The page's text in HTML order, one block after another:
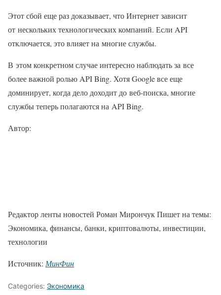
Этот сбой еще раз доказывает, что Интернет зависит
от нескольких технологических компаний. Если API
отключается, это влияет на многие службы.
В этом конкретном случае интересно наблюдать за все
более важной ролью API Bing. Хотя Google все еще
доминирует, когда дело доходит до веб-поиска, многие
службы теперь полагаются на API Bing.
Автор:
Редактор ленты новостей Роман Мирончук Пишет на темы:
Экономика, финансы, банки, криптовалюты, инвестиции,
технологии
Источник: МинФин
Categories: Экономика